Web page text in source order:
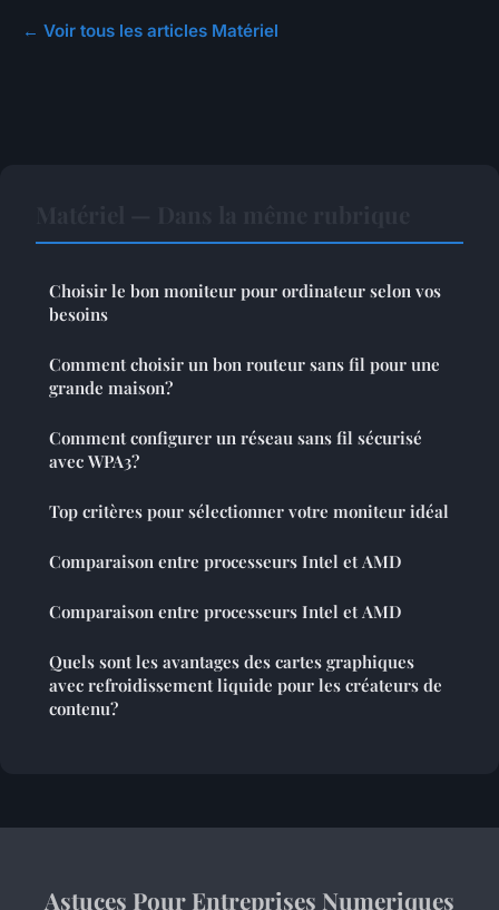
← Voir tous les articles Matériel
Choisir le bon moniteur pour ordinateur selon vos
besoins
Comment choisir un bon routeur sans fil pour une
grande maison?
Comment configurer un réseau sans fil sécurisé
avec WPA3?
Top critères pour sélectionner votre moniteur idéal
Comparaison entre processeurs Intel et AMD
Comparaison entre processeurs Intel et AMD
Quels sont les avantages des cartes graphiques
avec refroidissement liquide pour les créateurs de
contenu?
Astuces Pour Entreprises Numeriques